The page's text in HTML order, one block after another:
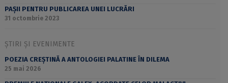
PAȘII PENTRU PUBLICAREA UNEI LUCRĂRI
31 octombrie 2023
ȘTIRI ȘI EVENIMENTE
POEZIA CREȘTINĂ A ANTOLOGIEI PALATINE ÎN DILEMA
25 mai 2026